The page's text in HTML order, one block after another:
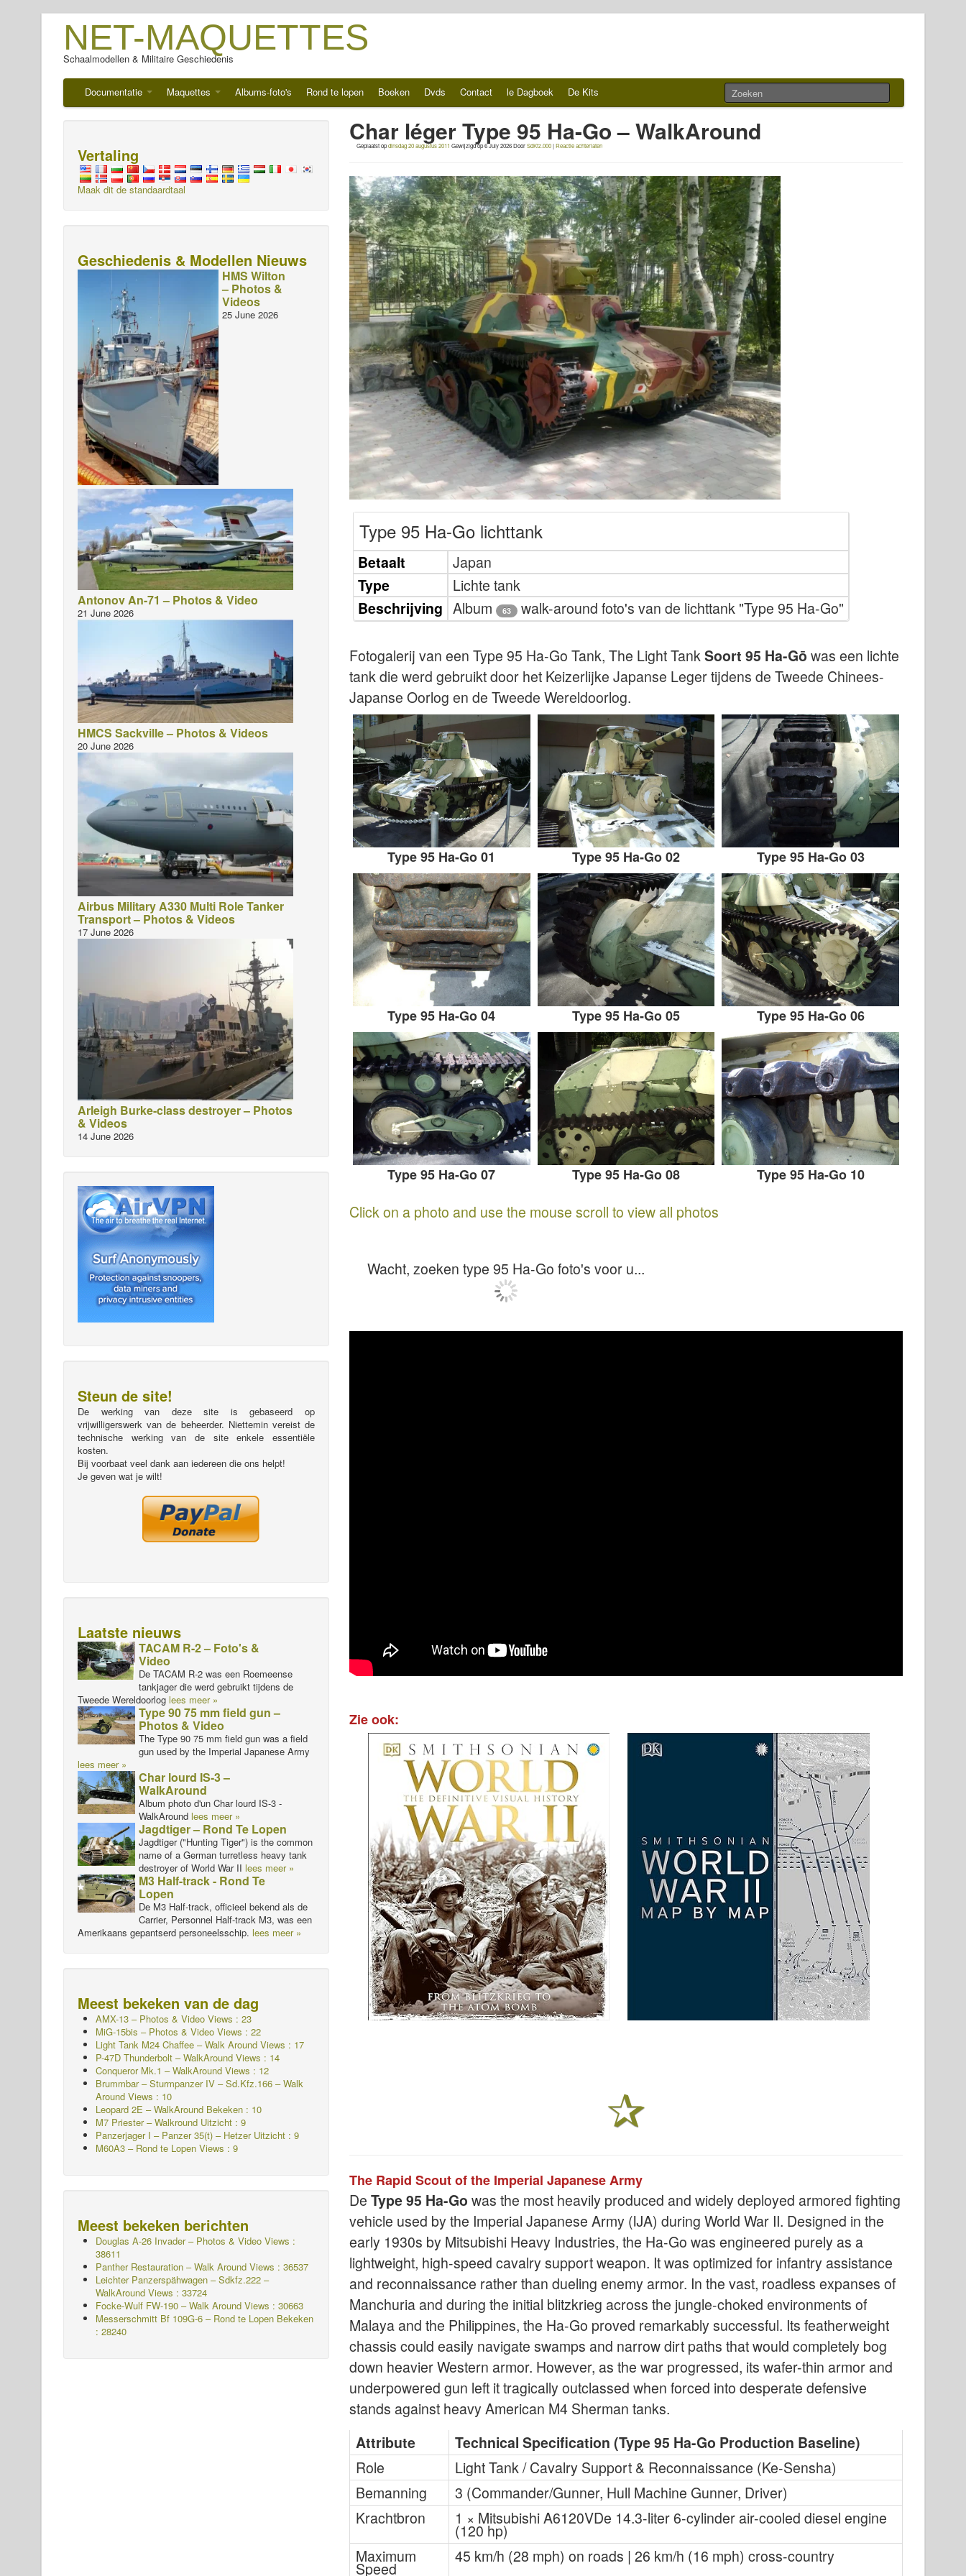
NET-MAQUETTES
Schaalmodellen & Militaire Geschiedenis
Documentatie Maquettes Albums-foto's Rond te lopen Boeken Dvds Contact le Dagboek De Kits
Char léger Type 95 Ha-Go – WalkAround
Geplaatst opdinsdag 20 augustus 2011 Gewijzigd op6 July 2026DoorSdKfz.000|Reactie achterlaten
Type 95 Ha-Go lichttank
Betaalt
Japan
Type
Lichte tank
Beschrijving Album 63 walk-around foto's van de lichttank "Type 95 Ha-Go"
Fotogalerij van een Type 95 Ha-Go Tank, The Light TankSoort 95 Ha-Gō was een lichte
tank die werd gebruikt door het Keizerlijke Japanse Leger tijdens de Tweede Chinees-
Japanse Oorlog en de Tweede Wereldoorlog.
Type 95 Ha-Go 01 Type 95 Ha-Go 02 Type 95 Ha-Go 03
Type 95 Ha-Go 04 Type 95 Ha-Go 05 Type 95 Ha-Go 06
Type 95 Ha-Go 07 Type 95 Ha-Go 08 Type 95 Ha-Go 10
Click on a photo and use the mouse scroll to view all photos
Wacht, zoeken type 95 Ha-Go foto's voor u...
Zie ook:
The Rapid Scout of the Imperial Japanese Army
De Type 95 Ha-Go was the most heavily produced and widely deployed armored fighting
vehicle used by the Imperial Japanese Army (IJA) during World War II. Designed in the
early 1930s by Mitsubishi Heavy Industries, the Ha-Go was engineered purely as a
lightweight, high-speed cavalry support weapon. It was optimized for infantry assistance
and reconnaissance rather than dueling enemy armor. In the vast, roadless expanses of
Manchuria and during the initial blitzkrieg across the jungle-choked environments of
Malaya and the Philippines, the Ha-Go proved remarkably successful. Its featherweight
chassis could easily navigate swamps and narrow dirt paths that would completely bog
down heavier Western armor. However, as the war progressed, its wafer-thin armor and
underpowered gun left it tragically outclassed when forced into desperate defensive
stands against heavy American M4 Sherman tanks.
Attribute
Technical Specification (Type 95 Ha-Go Production Baseline)
Role
Light Tank / Cavalry Support & Reconnaissance (Ke-Sensha)
Bemanning
3 (Commander/Gunner, Hull Machine Gunner, Driver)
Krachtbron
1 × Mitsubishi A6120VDe 14.3-liter 6-cylinder air-cooled diesel engine
(120 hp)
Maximum
Speed
45 km/h (28 mph) on roads | 26 km/h (16 mph) cross-country
Vertaling
Maak dit de standaardtaal
Geschiedenis & Modellen Nieuws
HMS Wilton
– Photos &
Videos
25 June 2026
Antonov An-71 – Photos & Video
21 June 2026
HMCS Sackville – Photos & Videos
20 June 2026
Airbus Military A330 Multi Role Tanker
Transport – Photos & Videos
17 June 2026
Arleigh Burke-class destroyer – Photos
& Videos
14 June 2026
Steun de site!
De werking van deze site is gebaseerd op
vrijwilligerswerk van de beheerder. Niettemin vereist de
technische werking van de site enkele essentiële
kosten.
Bij voorbaat veel dank aan iedereen die ons helpt!
Je geven wat je wilt!
Laatste nieuws
TACAM R-2 – Foto's &
Video
De TACAM R-2 was een Roemeense
tankjager die werd gebruikt tijdens de
Tweede Wereldoorlog lees meer »
Type 90 75 mm field gun –
Photos & Video
The Type 90 75 mm field gun was a field
gun used by the Imperial Japanese Army
lees meer »
Char lourd IS-3 –
WalkAround
Album photo d'un Char lourd IS-3 -
WalkAround lees meer »
Jagdtiger – Rond Te Lopen
Jagdtiger ("Hunting Tiger") is the common
name of a German turretless heavy tank
destroyer of World War II lees meer »
M3 Half-track - Rond Te
Lopen
De M3 Half-track, officieel bekend als de
Carrier, Personnel Half-track M3, was een
Amerikaans gepantserd personeelsschip. lees meer »
Meest bekeken van de dag
AMX-13 – Photos & Video Views : 23
MiG-15bis – Photos & Video Views : 22
Light Tank M24 Chaffee – Walk Around Views : 17
P-47D Thunderbolt – WalkAround Views : 14
Conqueror Mk.1 – WalkAround Views : 12
Brummbar – Sturmpanzer IV – Sd.Kfz.166 – Walk
Around Views : 10
Leopard 2E – WalkAround Bekeken : 10
M7 Priester – Walkround Uitzicht : 9
Panzerjager I – Panzer 35(t) – HetzerUitzicht : 9
M60A3 – Rond te Lopen Views : 9
Meest bekeken berichten
Douglas A-26 Invader – Photos & Video Views :
38611
Panther Restauration – Walk Around Views : 36537
Leichter Panzerspähwagen – Sdkfz.222 –
WalkAround Views : 33724
Focke-Wulf FW-190 – Walk Around Views : 30663
Messerschmitt Bf 109G-6 – Rond te Lopen Bekeken
: 28240